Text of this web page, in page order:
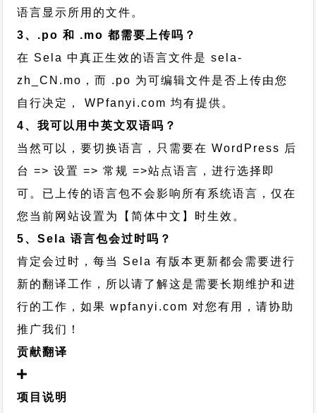
语言显示所用的文件。
3、.po 和 .mo 都需要上传吗？
在 Sela 中真正生效的语言文件是 sela-
zh_CN.mo，而 .po 为可编辑文件是否上传由您
自行决定， WPfanyi.com 均有提供。
4、我可以用中英文双语吗？
当然可以，要切换语言，只需要在 WordPress 后
台 => 设置 => 常规 =>站点语言，进行选择即
可。已上传的语言包不会影响所有系统语言，仅在
您当前网站设置为【简体中文】时生效。
5、Sela 语言包会过时吗？
肯定会过时，每当 Sela 有版本更新都会需要进行
新的翻译工作，所以请了解这是需要长期维护和进
行的工作，如果 wpfanyi.com 对您有用，请协助
推广我们！
贡献翻译
项目说明